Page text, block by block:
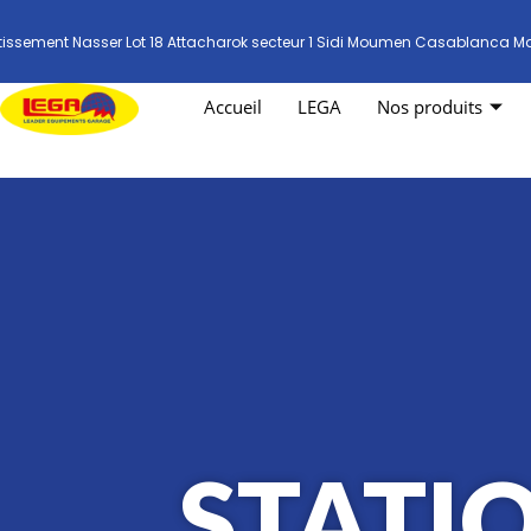
Nasser Lot 18 Attacharok secteur 1 Sidi Moumen Casablanca
Accueil LEGA Nos produits